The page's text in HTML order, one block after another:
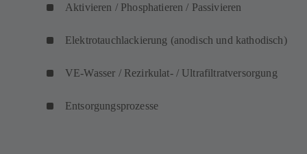
Aktivieren / Phosphatieren / Passivieren
Elektrotauchlackierung (anodisch und kathodisch)
VE-Wasser / Rezirkulat- / Ultrafiltratversorgung
Entsorgungsprozesse